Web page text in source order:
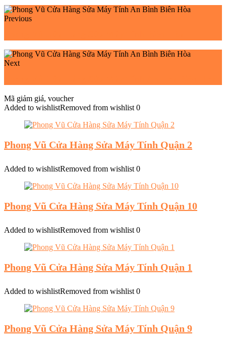
Previous
Next
Mã giảm giá, voucher
Added to wishlistRemoved from wishlist 0
Phong Vũ Cửa Hàng Sửa Máy Tính Quận 2
Added to wishlistRemoved from wishlist 0
Phong Vũ Cửa Hàng Sửa Máy Tính Quận 10
Added to wishlistRemoved from wishlist 0
Phong Vũ Cửa Hàng Sửa Máy Tính Quận 1
Added to wishlistRemoved from wishlist 0
Phong Vũ Cửa Hàng Sửa Máy Tính Quận 9